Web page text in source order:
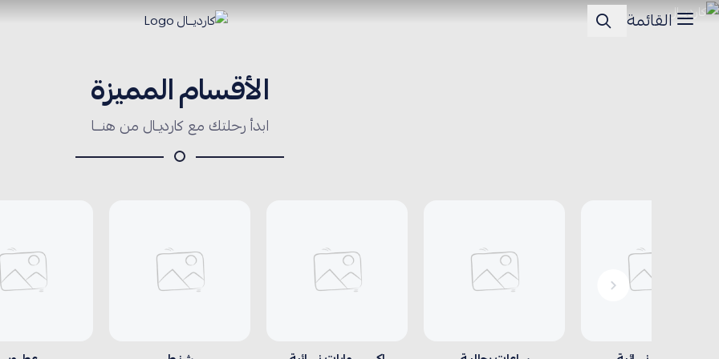
القائمة كارديــال
الأقسام المميزة
ابدأ رحلتك مع كارديـال من هنــا